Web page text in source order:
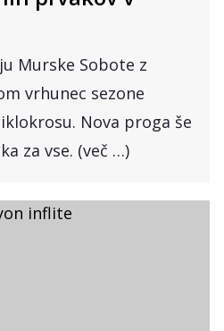
Murske Sobote z
vrhunec sezone
Nova proga še
za vse. (več …)